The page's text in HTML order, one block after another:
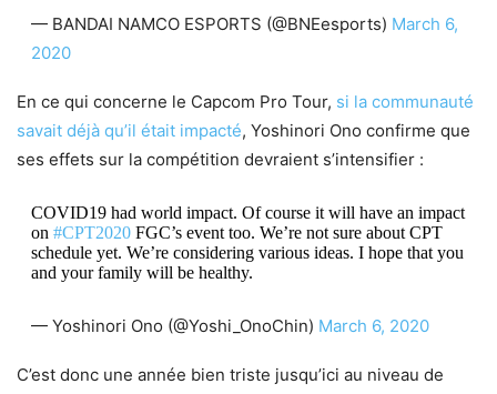
— BANDAI NAMCO ESPORTS (@BNEesports) March 6,
2020
En ce qui concerne le Capcom Pro Tour, si la communauté
savait déjà qu’il était impacté, Yoshinori Ono confirme que
ses effets sur la compétition devraient s’intensifier :
COVID19 had world impact. Of course it will have an impact
on #CPT2020FGC’s event too. We’re not sure about CPT
schedule yet. We’re considering various ideas. I hope that you
and your family will be healthy.
— Yoshinori Ono (@Yoshi_OnoChin) March 6, 2020
C’est donc une année bien triste jusqu’ici au niveau de